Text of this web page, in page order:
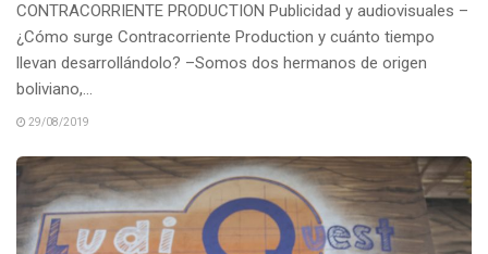
CONTRACORRIENTE PRODUCTION Publicidad y audiovisuales –
¿Cómo surge Contracorriente Production y cuánto tiempo
llevan desarrollándolo? –Somos dos hermanos de origen
boliviano,...
29/08/2019